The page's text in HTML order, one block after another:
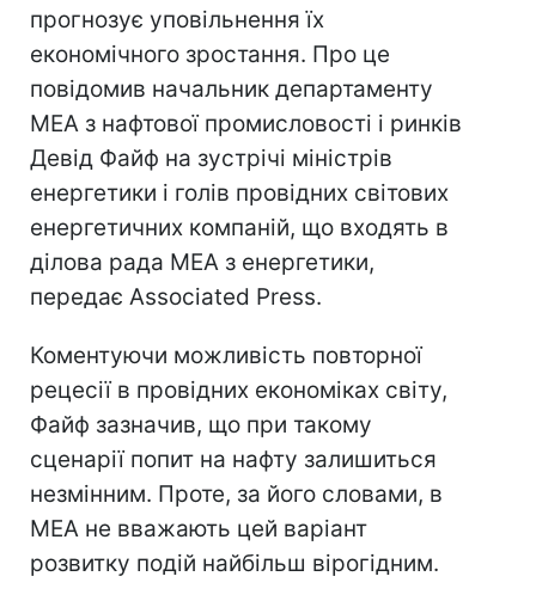
прогнозує уповільнення їх
економічного зростання. Про це
повідомив начальник департаменту
МЕА з нафтової промисловості і ринків
Девід Файф на зустрічі міністрів
енергетики і голів провідних світових
енергетичних компаній, що входять в
ділова рада МЕА з енергетики,
передає Associated Press.
Коментуючи можливість повторної
рецесії в провідних економіках світу,
Файф зазначив, що при такому
сценарії попит на нафту залишиться
незмінним. Проте, за його словами, в
МЕА не вважають цей варіант
розвитку подій найбільш вірогідним.